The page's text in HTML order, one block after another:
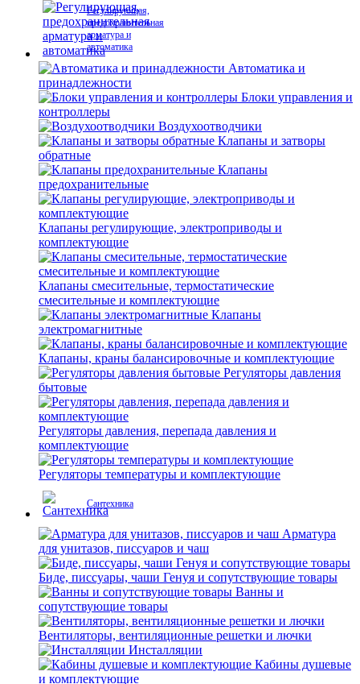
Регулирующая,
предохранительная
арматура и
автоматика
Автоматика и
принадлежности
Блоки управления и
контроллеры
Воздухоотводчики
Клапаны и затворы
обратные
Клапаны
предохранительные
Клапаны регулирующие, электроприводы и
комплектующие
Клапаны смесительные, термостатические
смесительные и комплектующие
Клапаны
электромагнитные
Клапаны, краны балансировочные и комплектующие
Регуляторы давления
бытовые
Регуляторы давления, перепада давления и
комплектующие
Регуляторы температуры и комплектующие
Сантехника
Арматура
для унитазов, писсуаров и чаш
Биде, писсуары, чаши Генуя и сопутствующие товары
Ванны и
сопутствующие товары
Вентиляторы, вентиляционные решетки и лючки
Инсталляции
Кабины душевые
и комплектующие